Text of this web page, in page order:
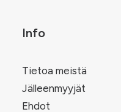
Info
Tietoa meistä
Jälleenmyyjät
Ehdot